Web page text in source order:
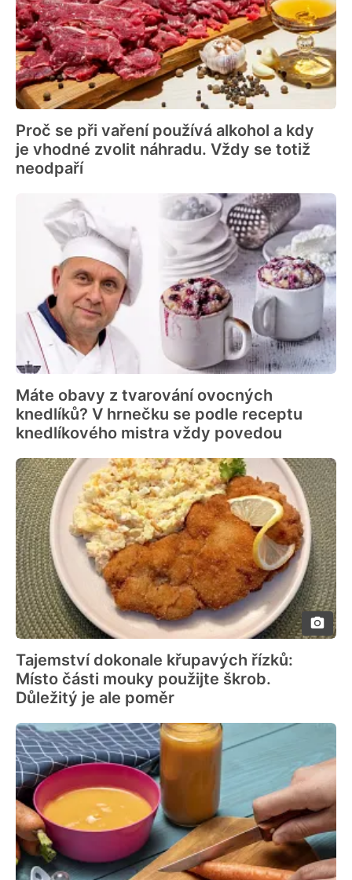
Proč se při vaření používá alkohol a kdy
je vhodné zvolit náhradu. Vždy se totiž
neodpaří
Máte obavy z tvarování ovocných
knedlíků? V hrnečku se podle receptu
knedlíkového mistra vždy povedou
Tajemství dokonale křupavých řízků:
Místo části mouky použijte škrob.
Důležitý je ale poměr